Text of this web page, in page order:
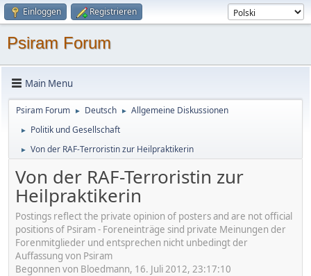
Einloggen Registrieren
Psiram Forum
Main Menu
Psiram Forum ► Deutsch ► Allgemeine Diskussionen
► Politik und Gesellschaft
► Von der RAF-Terroristin zur Heilpraktikerin
Von der RAF-Terroristin zur
Heilpraktikerin
Postings reflect the private opinion of posters and are not official
positions of Psiram - Foreneinträge sind private Meinungen der
Forenmitglieder und entsprechen nicht unbedingt der
Auffassung von Psiram
Begonnen von Bloedmann, 16. Juli 2012, 23:17:10